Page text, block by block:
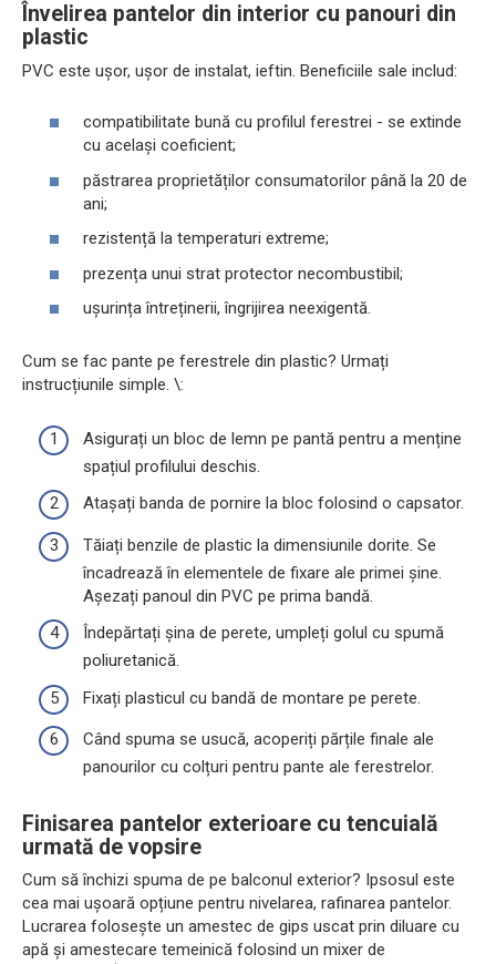
Învelirea pantelor din interior cu panouri din
plastic
PVC este ușor, ușor de instalat, ieftin. Beneficiile sale includ:
compatibilitate bună cu profilul ferestrei - se extinde
cu același coeficient;
păstrarea proprietăților consumatorilor până la 20 de
ani;
rezistență la temperaturi extreme;
prezența unui strat protector necombustibil;
ușurința întreținerii, îngrijirea neexigentă.
Cum se fac pante pe ferestrele din plastic? Urmați
instrucțiunile simple. \:
Asigurați un bloc de lemn pe pantă pentru a menține
spațiul profilului deschis.
Atașați banda de pornire la bloc folosind o capsator.
Tăiați benzile de plastic la dimensiunile dorite. Se
încadrează în elementele de fixare ale primei șine.
Așezați panoul din PVC pe prima bandă.
Îndepărtați șina de perete, umpleți golul cu spumă
poliuretanică.
Fixați plasticul cu bandă de montare pe perete.
Când spuma se usucă, acoperiți părțile finale ale
panourilor cu colțuri pentru pante ale ferestrelor.
Finisarea pantelor exterioare cu tencuială
urmată de vopsire
Cum să închizi spuma de pe balconul exterior? Ipsosul este
cea mai ușoară opțiune pentru nivelarea, rafinarea pantelor.
Lucrarea folosește un amestec de gips uscat prin diluare cu
apă și amestecare temeinică folosind un mixer de